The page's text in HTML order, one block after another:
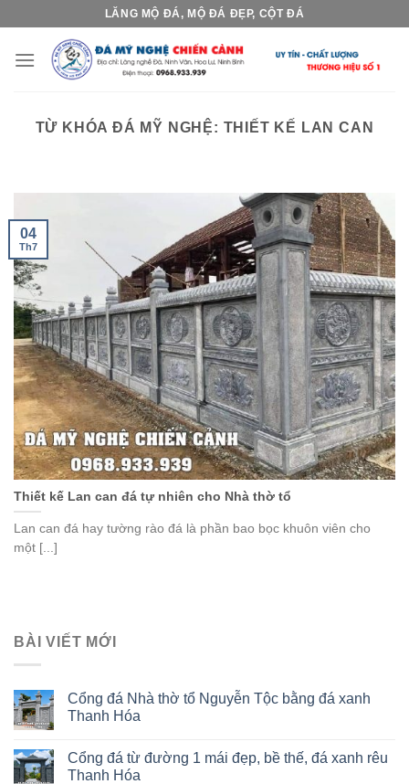
content
LĂNG MỘ ĐÁ, MỘ ĐÁ ĐẸP, CỘT ĐÁ
TỪ KHÓA ĐÁ MỸ NGHỆ: THIẾT KẾ LAN CAN
Thiết kế Lan can đá tự nhiên cho Nhà thờ tổ
Lan can đá hay tường rào đá là phần bao bọc khuôn viên cho
một [...]
04
Th7
BÀI VIẾT MỚI
Cổng đá Nhà thờ tổ Nguyễn Tộc bằng đá xanh
Thanh Hóa
Cổng đá từ đường 1 mái đẹp, bề thế, đá xanh rêu
Thanh Hóa